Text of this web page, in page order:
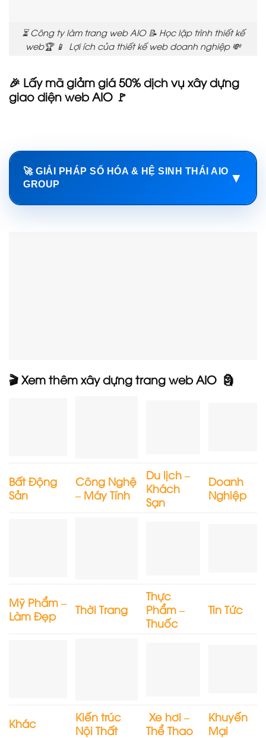
⏳ Công ty làm trang web AIO 📝 Học lập trình thiết kế
web🏆 📱 Lợi ích của thiết kế web doanh nghiệp 💸
🎉 Lấy mã giảm giá 50% dịch vụ xây dựng
giao diện web AIO 🚩
🚀 GIẢI PHÁP SỐ HÓA & HỆ SINH THÁI AIO
GROUP
▼
🎬 Xem thêm xây dựng trang web AIO 🗿
Bất Động
Sản
Công Nghệ
– Máy Tính
Du lịch –
Khách
Sạn
Doanh
Nghiệp
Mỹ Phẩm –
Làm Đẹp
Thời Trang
Thực
Phẩm –
Thuốc
Tin Tức
Khác
Kiến trúc
Nội Thất
Xe hơi –
Thể Thao
Khuyến
Mại